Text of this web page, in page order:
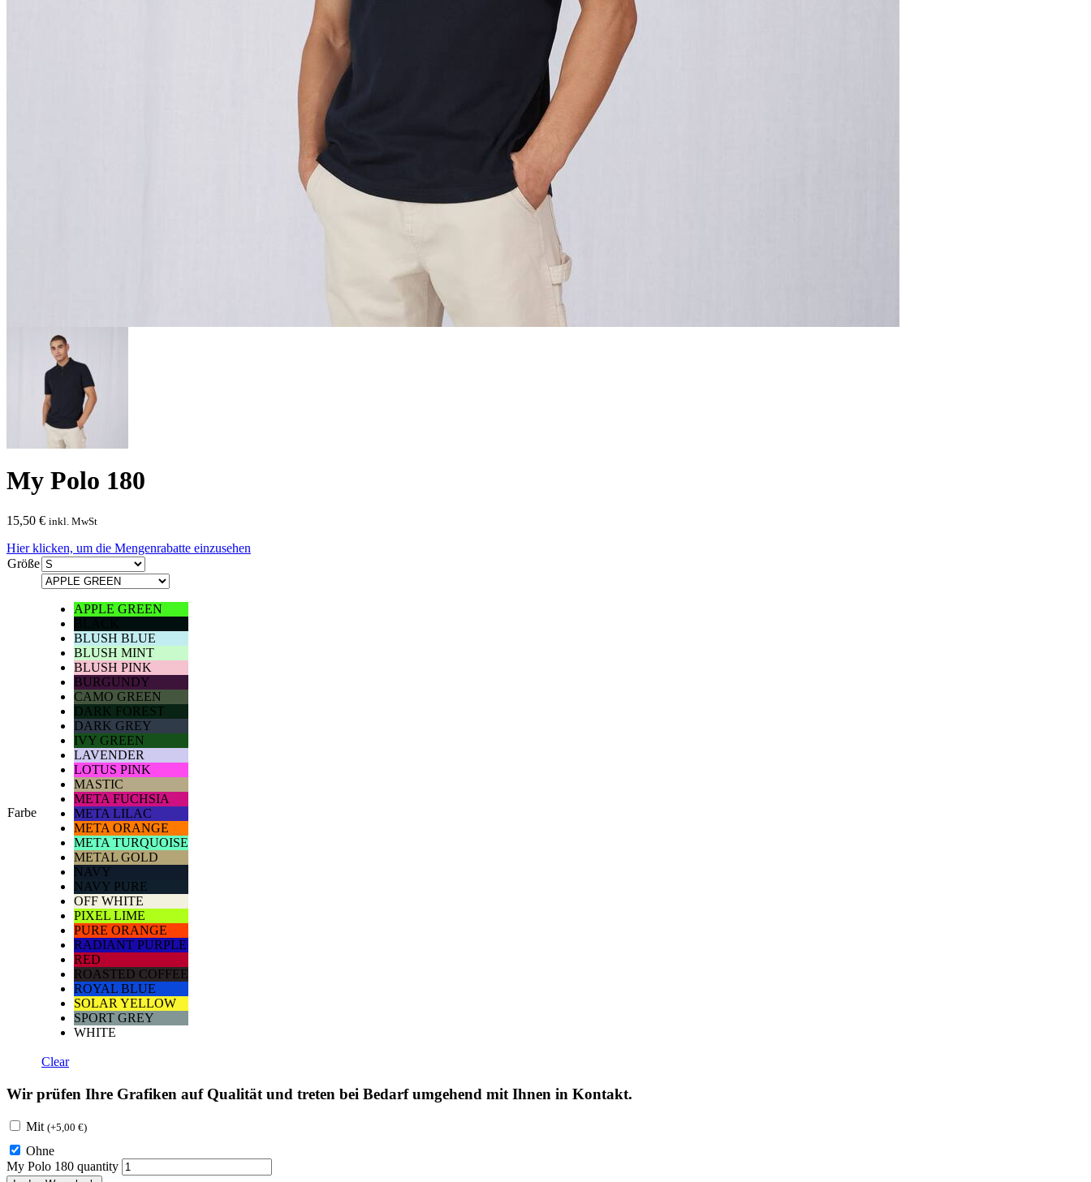
My Polo 180
15,50 € inkl. MwSt
Hier klicken, um die Mengenrabatte einzusehen
Größe
Farbe
APPLE GREEN
BLUSH BLUE
BLUSH MINT
BLUSH PINK
BURGUNDY
CAMO GREEN
DARK FOREST
DARK GREY
IVY GREEN
LAVENDER
LOTUS PINK
MASTIC
META FUCHSIA
META LILAC
META ORANGE
META TURQUOISE
METAL GOLD
NAVY
NAVY PURE
OFF WHITE
PIXEL LIME
PURE ORANGE
RADIANT PURPLE
RED
ROASTED COFFEE
ROYAL BLUE
SOLAR YELLOW
SPORT GREY
WHITE
Clear
Wir prüfen Ihre Grafiken auf Qualität und treten bei Bedarf umgehend mit Ihnen in Kontakt.
Mit (+5,00 €)
Ohne
My Polo 180 quantity